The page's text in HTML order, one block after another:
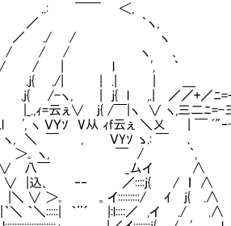
￣ ＜,
ヽ,
/ ヽ
ヽ ､
l ', ｀
| | .| | ＿
{ l ,.| ／／+／ﾆ=‐ｪ＿_r‐---
j{ /￣|ヽ ∨ ヽ,三二ﾆ=-三/7
从 ｨf云ぇ ＼乂 | ￣ ﾞ"‐-=ﾆ二ﾆﾆ
, ＶYｿ ゝ.: ￣ ､ ￣
/ ｀, ヽ_r-､ ＼ そし
￣ _厶イ
／::::j{ / ｌ ∧ { =ﾆ .j そ
｡ 。イ:::::::::/
｀¨´ |:l::::／ ,イ ./ .∧ /